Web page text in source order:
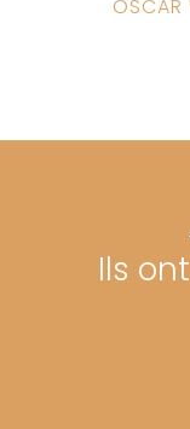
OSCAR
Ils